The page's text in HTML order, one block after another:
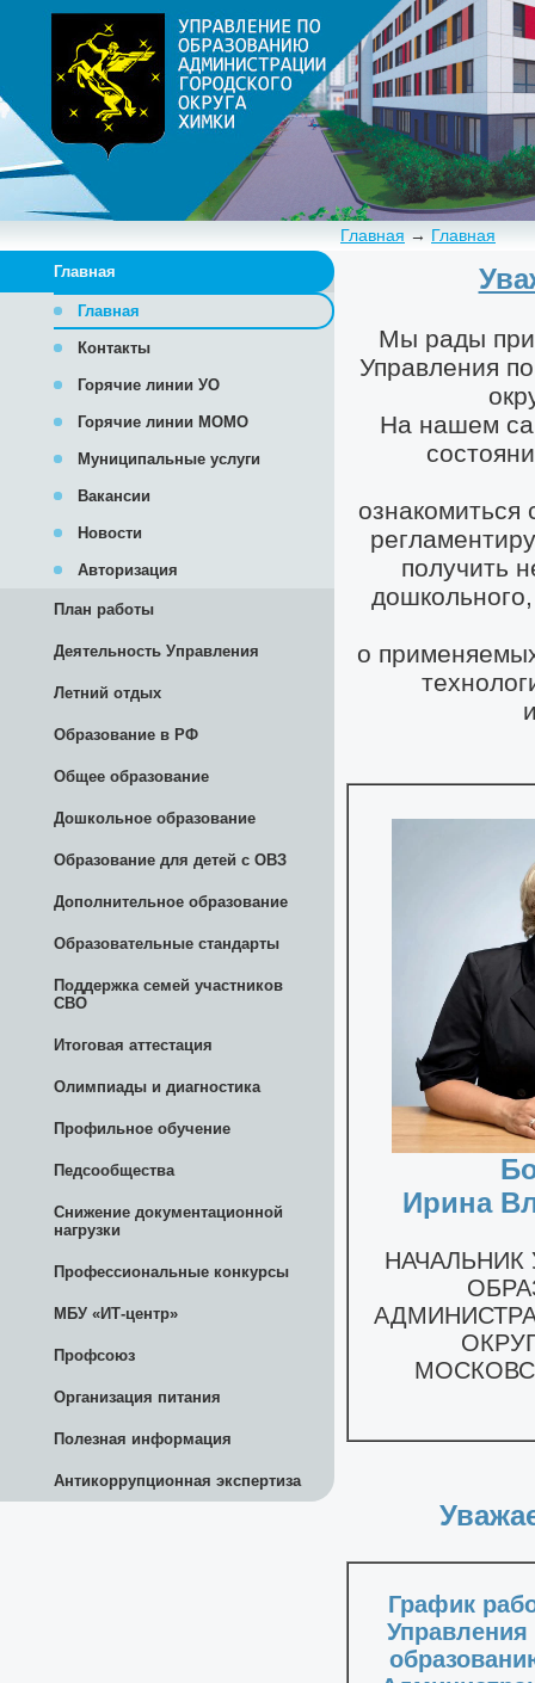
Главная → Главная
Главная
Главная
Контакты
Горячие линии УО
Горячие линии МОМО
Муниципальные услуги
Вакансии
Новости
Авторизация
План работы
Деятельность Управления
Летний отдых
Образование в РФ
Общее образование
Дошкольное образование
Образование для детей с ОВЗ
Дополнительное образование
Образовательные стандарты
Поддержка семей участников
СВО
Итоговая аттестация
Олимпиады и диагностика
Профильное обучение
Педсообщества
Снижение документационной
нагрузки
Профессиональные конкурсы
МБУ «ИТ-центр»
Профсоюз
Организация питания
Полезная информация
Антикоррупционная экспертиза